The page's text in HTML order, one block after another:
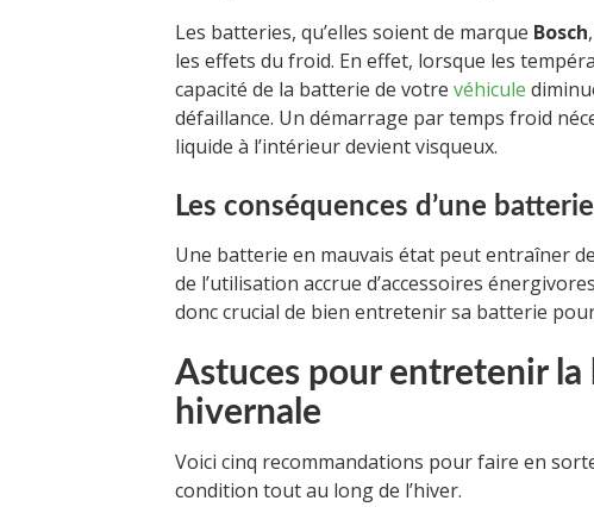
Les batteries, qu’elles soient de marque Bosch,
les effets du froid. En effet, lorsque les
capacité de la batterie de votre véhicule
défaillance. Un démarrage par temps froid
liquide à l’intérieur devient visqueux.
Les conséquences d’une
Une batterie en mauvais état peut entraîner
de l’utilisation accrue d’accessoires
donc crucial de bien entretenir sa batterie
Astuces pour entretenir
hivernale
Voici cinq recommandations pour faire en
condition tout au long de l’hiver.